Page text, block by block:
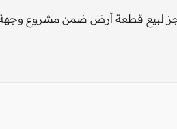
لبيع قطعة أرض ضمن مشروع وجهة